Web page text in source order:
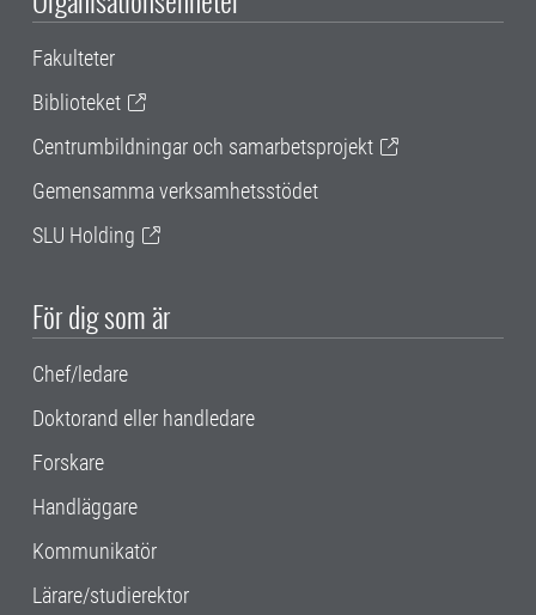
Fakulteter
Biblioteket
Centrumbildningar och samarbetsprojekt
Gemensamma verksamhetsstödet
SLU Holding
För dig som är
Chef/ledare
Doktorand eller handledare
Forskare
Handläggare
Kommunikatör
Lärare/studierektor